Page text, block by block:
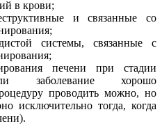
в крови;
и связанные со
системы, связанные с
печени при стадии
заболевание хорошо
проводить можно, но
исключительно тогда, когда